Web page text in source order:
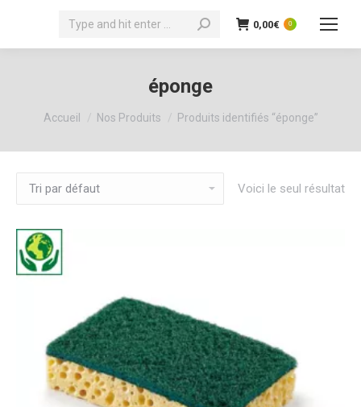
Recherche
0,00€ 0
éponge
Vous êtes ici :
Accueil Nos Produits Produits identifiés “éponge”
Voici le seul résultat